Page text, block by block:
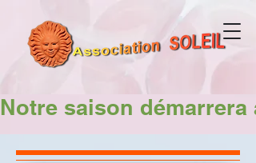
Notre saison démarrera